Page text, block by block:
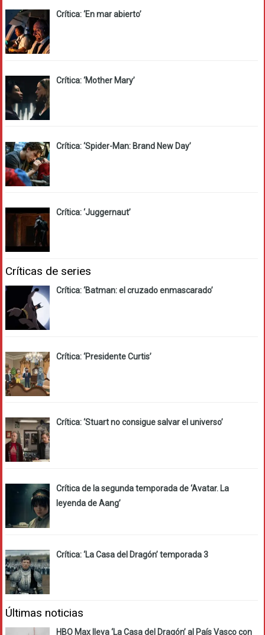
Crítica: ‘En mar abierto’
Crítica: ‘Mother Mary’
Crítica: ‘Spider-Man: Brand New Day’
Crítica: ‘Juggernaut’
Críticas de series
Crítica: ‘Batman: el cruzado enmascarado’
Crítica: ‘Presidente Curtis’
Crítica: ‘Stuart no consigue salvar el universo’
Crítica de la segunda temporada de ‘Avatar. La
leyenda de Aang’
Crítica: ‘La Casa del Dragón’ temporada 3
Últimas noticias
HBO Max lleva ‘La Casa del Dragón’ al País Vasco con